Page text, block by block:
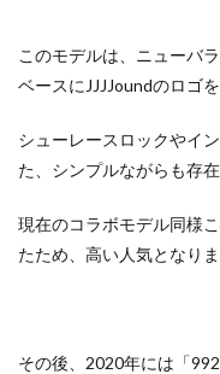
このモデルは、ニューバ
ベースにJJJJoundのロゴ
シューレースロックやイ
た、シンプルながらも存
現在のコラボモデル同様
たため、高い人気となり
その後、2020年には「